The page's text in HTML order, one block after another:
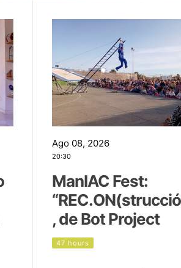
Ago 08, 2026
20:30
ManIAC Fest:
, de Bot Project
47 hours